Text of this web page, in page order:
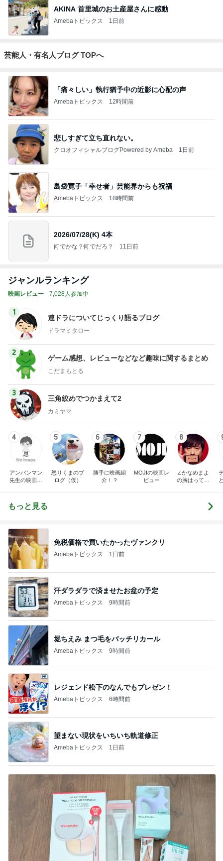
AKINA 首里城のお土産屋さんに感動
Amebaトピックス 1日前
芸能人・有名人ブログ TOPへ
「痛々しい」執行猶予中の近影に心配の声
Amebaトピックス 12時間前
悲しすぎて立ち直れない。
クロオフィシャルブログPowered by Ameba 1日前
島袋寛子「幸せ者」芸能界からも祝福
Amebaトピックス 18時間前
2026/07/28(K) 4本
何でかな？何でだろ？ 11日前
ジャンルランキング
映画レビュー 7,028人参加中
1
連ドラについてじっくり語るブログ
ドラマミタロー
2
ゲーム感想、レビューなどなど趣味に関するまとめ
こだまもとる
3
三角絞めでつかまえて2
カミヤマ
4
アンパンマン
先生の映画講
5
怒りくまのブ
ログ（仮）
6
勝手に映画紹
介！？
7
MOJIの映画レ
ビュー
8
∠かなめまよ
の胸はって行
もっと見る
免税価格で買いたかったヴァンクリ
Amebaトピックス 1日前
汗ダラダラで済ませたお盆の予定
Amebaトピックス 9時間前
堀ちえみ まつ毛をバッチリカール
Amebaトピックス 9時間前
レジェンド松下のなんでもプレゼン！
Amebaトピックス 6時間前
望まない現状をいちいち軌道修正
Amebaトピックス 1日前